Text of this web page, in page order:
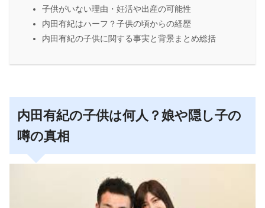
子供がいない理由・妊活や出産の可能性
内田有紀はハーフ？子供の頃からの経歴
内田有紀の子供に関する事実と背景まとめ総括
内田有紀の子供は何人？娘や隠し子の
噂の真相